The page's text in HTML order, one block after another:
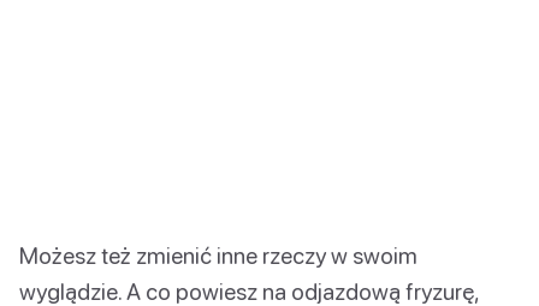
Możesz też zmienić inne rzeczy w swoim
wyglądzie. A co powiesz na odjazdową fryzurę,